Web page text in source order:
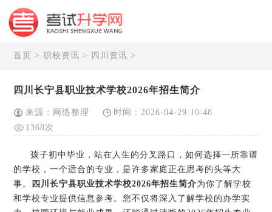
首页 >职校资讯 > 四川资讯 >
四川长宁县职业技术学校2026年招生简介
来源：网络整理
时间：2026-04-29 10:48
1368次
孩子初中毕业，站在人生的分叉路口，如何选择一所靠谱
的学校，一个适合的专业，是许多家庭正在思考的头等大
事。
四川长宁县职业技术学校2026年招生简介为你了解学校
和学校专业提供信息参考。您不仅将深入了解学校的办学实